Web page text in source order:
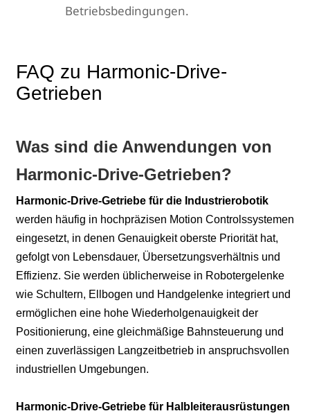
Betriebsbedingungen.
FAQ zu Harmonic-Drive-
Getrieben
Was sind die Anwendungen von
Harmonic-Drive-Getrieben?
Harmonic-Drive-Getriebe für die Industrierobotik
werden häufig in hochpräzisen Motion Controlssystemen
eingesetzt, in denen Genauigkeit oberste Priorität hat,
gefolgt von Lebensdauer, Übersetzungsverhältnis und
Effizienz. Sie werden üblicherweise in Robotergelenke
wie Schultern, Ellbogen und Handgelenke integriert und
ermöglichen eine hohe Wiederholgenauigkeit der
Positionierung, eine gleichmäßige Bahnsteuerung und
einen zuverlässigen Langzeitbetrieb in anspruchsvollen
industriellen Umgebungen.
Harmonic-Drive-Getriebe für Halbleiterausrüstungen